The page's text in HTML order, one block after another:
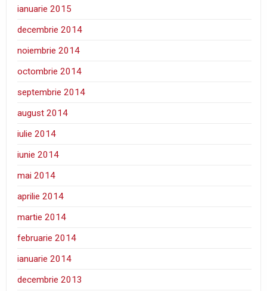
ianuarie 2015
decembrie 2014
noiembrie 2014
octombrie 2014
septembrie 2014
august 2014
iulie 2014
iunie 2014
mai 2014
aprilie 2014
martie 2014
februarie 2014
ianuarie 2014
decembrie 2013